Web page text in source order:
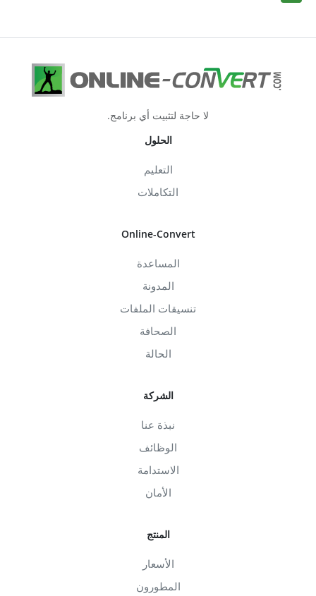
لا حاجة لتثبيت أي برنامج.
الحلول
التعليم
التكاملات
Online-Convert
المساعدة
المدونة
تنسيقات الملفات
الصحافة
الحالة
الشركة
نبذة عنا
الوظائف
الاستدامة
الأمان
المنتج
الأسعار
المطورون